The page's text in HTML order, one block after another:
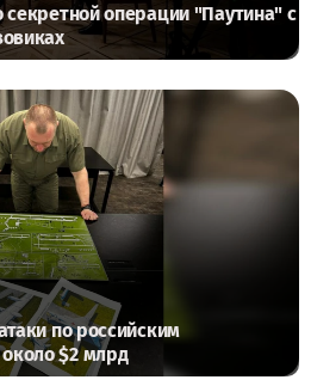
секретной операции "Паутина" с
по российским
$2 млрд